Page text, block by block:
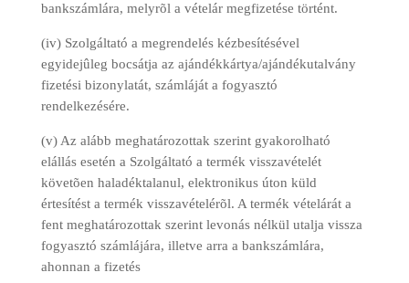
bankszámlára, melyrõl a vételár megfizetése történt.
(iv) Szolgáltató a megrendelés kézbesítésével
egyidejûleg bocsátja az ajándékkártya/ajándékutalvány
fizetési bizonylatát, számláját a fogyasztó
rendelkezésére.
(v) Az alább meghatározottak szerint gyakorolható
elállás esetén a Szolgáltató a termék visszavételét
követõen haladéktalanul, elektronikus úton küld
értesítést a termék visszavételérõl. A termék vételárát a
fent meghatározottak szerint levonás nélkül utalja vissza
fogyasztó számlájára, illetve arra a bankszámlára,
ahonnan a fizetés